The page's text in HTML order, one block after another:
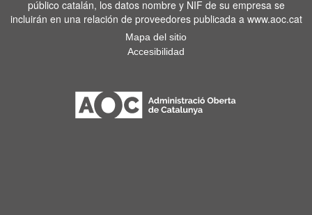
público catalán, los datos nombre y NIF de su empresa se
incluirán en una relación de proveedores publicada a www.aoc.cat
Mapa del sitio
Accesibilidad